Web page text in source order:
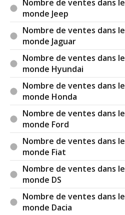
Nombre de ventes dans le
monde Jeep
Nombre de ventes dans le
monde Jaguar
Nombre de ventes dans le
monde Hyundai
Nombre de ventes dans le
monde Honda
Nombre de ventes dans le
monde Ford
Nombre de ventes dans le
monde Fiat
Nombre de ventes dans le
monde DS
Nombre de ventes dans le
monde Dacia